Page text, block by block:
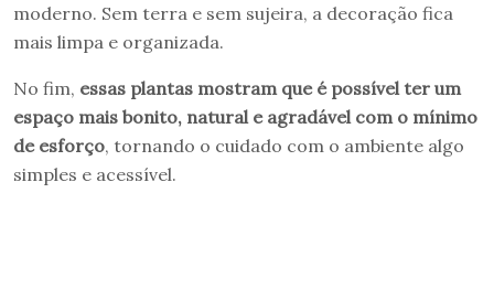
moderno. Sem terra e sem sujeira, a decoração fica
mais limpa e organizada.
No fim, essas plantas mostram que é possível ter um
espaço mais bonito, natural e agradável com o mínimo
de esforço, tornando o cuidado com o ambiente algo
simples e acessível.